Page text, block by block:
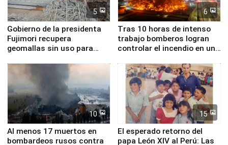
5
Gobierno de la presidenta
Fujimori recupera
geomallas sin uso para
Fenómeno El Niño
6
Tras 10 horas de intenso
trabajo bomberos logran
controlar el incendio en una
de Chile
10
Al menos 17 muertos en
bombardeos rusos contra
15
El esperado retorno del
papa León XIV al Perú: Las